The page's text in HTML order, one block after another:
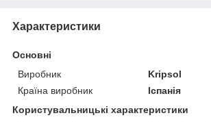
Характеристики
Основні
Виробник
Kripsol
Країна виробник
Іспанія
Користувальницькі характеристики